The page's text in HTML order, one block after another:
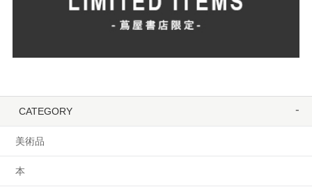
CATEGORY
美術品
本